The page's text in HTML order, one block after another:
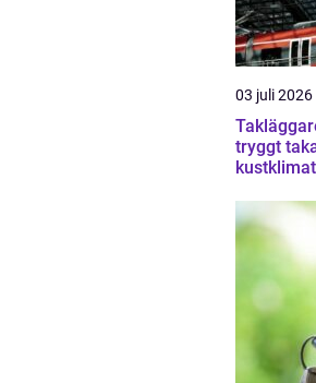
03 juli 2026
tryggt
kustklimat